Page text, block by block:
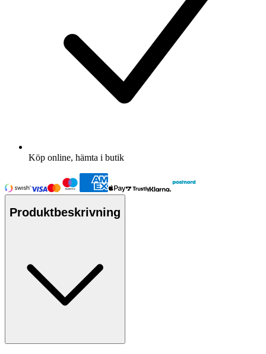
Köp online, hämta i butik
Produktbeskrivning